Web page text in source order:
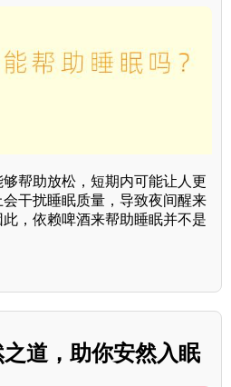
帮助放松，短期内可能让人更
干扰睡眠质量，导致夜间醒来
，依赖啤酒来帮助睡眠并不是
道，助你安然入眠